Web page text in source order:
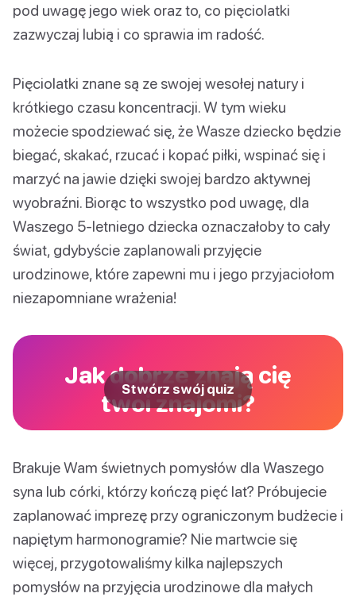
pod uwagę jego wiek oraz to, co pięciolatki
zazwyczaj lubią i co sprawia im radość.
Pięciolatki znane są ze swojej wesołej natury i
krótkiego czasu koncentracji. W tym wieku
możecie spodziewać się, że Wasze dziecko będzie
biegać, skakać, rzucać i kopać piłki, wspinać się i
marzyć na jawie dzięki swojej bardzo aktywnej
wyobraźni. Biorąc to wszystko pod uwagę, dla
Waszego 5-letniego dziecka oznaczałoby to cały
świat, gdybyście zaplanowali przyjęcie
urodzinowe, które zapewni mu i jego przyjaciołom
niezapomniane wrażenia!
Jak dobrze znają cię
twoi znajomi?
Stwórz swój quiz
Brakuje Wam świetnych pomysłów dla Waszego
syna lub córki, którzy kończą pięć lat? Próbujecie
zaplanować imprezę przy ograniczonym budżecie i
napiętym harmonogramie? Nie martwcie się
więcej, przygotowaliśmy kilka najlepszych
pomysłów na przyjęcia urodzinowe dla małych